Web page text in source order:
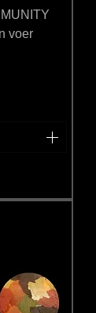
voer